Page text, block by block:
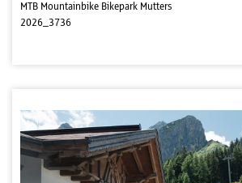
MTB Mountainbike Bikepark Mutters
2026_3736